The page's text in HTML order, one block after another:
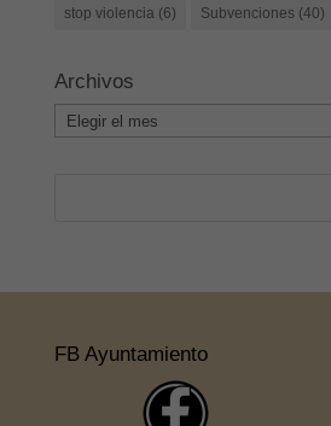
stop violencia(6) Subvenciones(40)
Archivos
Archivos
FB Ayuntamiento